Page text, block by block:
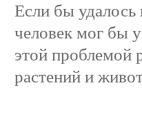
Если бы удалось
человек мог бы
этой проблемой
растений и